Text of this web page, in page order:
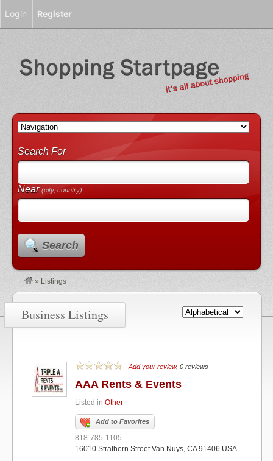
Search For
Near(city, country)
Search
» Listings
Business Listings
Add your review, 0 reviews
AAA Rents & Events
Listed in Other
Add to Favorites
818-785-1105
16010 Strathern Street Van Nuys, CA 91406 USA
Login Register